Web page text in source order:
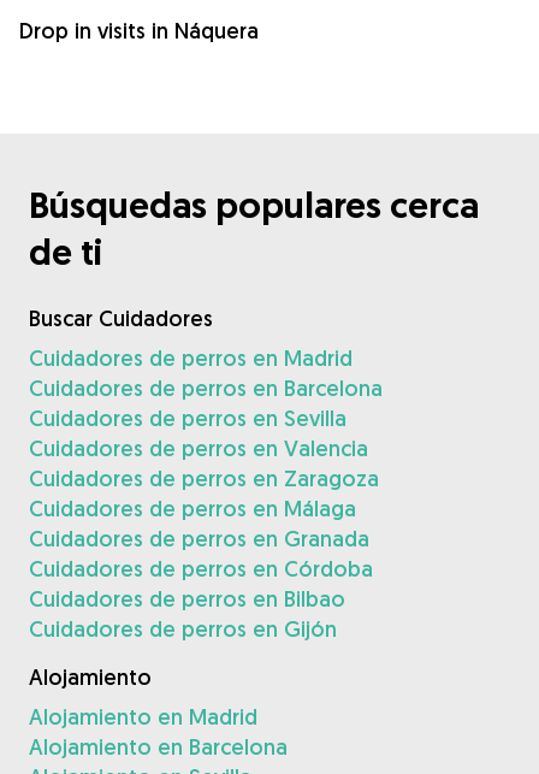
Drop in visits in Náquera
Búsquedas populares cerca
de ti
Buscar Cuidadores
Cuidadores de perros en Madrid
Cuidadores de perros en Barcelona
Cuidadores de perros en Sevilla
Cuidadores de perros en Valencia
Cuidadores de perros en Zaragoza
Cuidadores de perros en Málaga
Cuidadores de perros en Granada
Cuidadores de perros en Córdoba
Cuidadores de perros en Bilbao
Cuidadores de perros en Gijón
Alojamiento
Alojamiento en Madrid
Alojamiento en Barcelona